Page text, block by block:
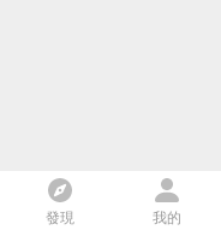
發現 我的